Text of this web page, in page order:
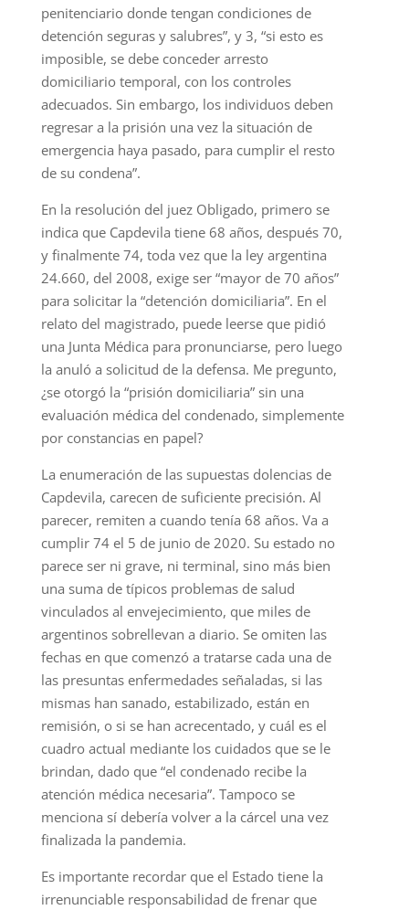
penitenciario donde tengan condiciones de
detención seguras y salubres”, y 3, “si esto es
imposible, se debe conceder arresto
domiciliario temporal, con los controles
adecuados. Sin embargo, los individuos deben
regresar a la prisión una vez la situación de
emergencia haya pasado, para cumplir el resto
de su condena”.
En la resolución del juez Obligado, primero se
indica que Capdevila tiene 68 años, después 70,
y finalmente 74, toda vez que la ley argentina
24.660, del 2008, exige ser “mayor de 70 años”
para solicitar la “detención domiciliaria”. En el
relato del magistrado, puede leerse que pidió
una Junta Médica para pronunciarse, pero luego
la anuló a solicitud de la defensa. Me pregunto,
¿se otorgó la “prisión domiciliaria” sin una
evaluación médica del condenado, simplemente
por constancias en papel?
La enumeración de las supuestas dolencias de
Capdevila, carecen de suficiente precisión. Al
parecer, remiten a cuando tenía 68 años. Va a
cumplir 74 el 5 de junio de 2020. Su estado no
parece ser ni grave, ni terminal, sino más bien
una suma de típicos problemas de salud
vinculados al envejecimiento, que miles de
argentinos sobrellevan a diario. Se omiten las
fechas en que comenzó a tratarse cada una de
las presuntas enfermedades señaladas, si las
mismas han sanado, estabilizado, están en
remisión, o si se han acrecentado, y cuál es el
cuadro actual mediante los cuidados que se le
brindan, dado que “el condenado recibe la
atención médica necesaria”. Tampoco se
menciona sí debería volver a la cárcel una vez
finalizada la pandemia.
Es importante recordar que el Estado tiene la
irrenunciable responsabilidad de frenar que